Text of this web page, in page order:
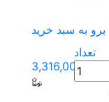
برو به سبد خرید
3,316,000
تعداد